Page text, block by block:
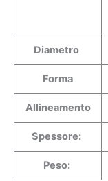
Diametro
Forma
Allineamento
Spessore:
Peso: